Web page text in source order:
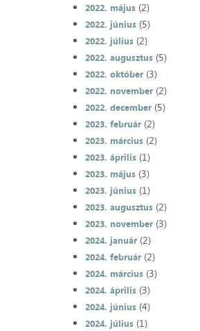
2022. május(2)
2022. június(5)
2022. július(2)
2022. augusztus(5)
2022. október(3)
2022. november(2)
2022. december(5)
2023. február(2)
2023. március(2)
2023. április(1)
2023. május(3)
2023. június(1)
2023. augusztus(2)
2023. november(3)
2024. január(2)
2024. február(2)
2024. március(3)
2024. április(3)
2024. június(4)
2024. július(1)